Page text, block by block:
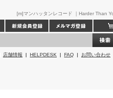
[m]マンハッタンレコード ｜Harder Than
店舗情報 | HELPDESK | FAQ | お問い合わせ